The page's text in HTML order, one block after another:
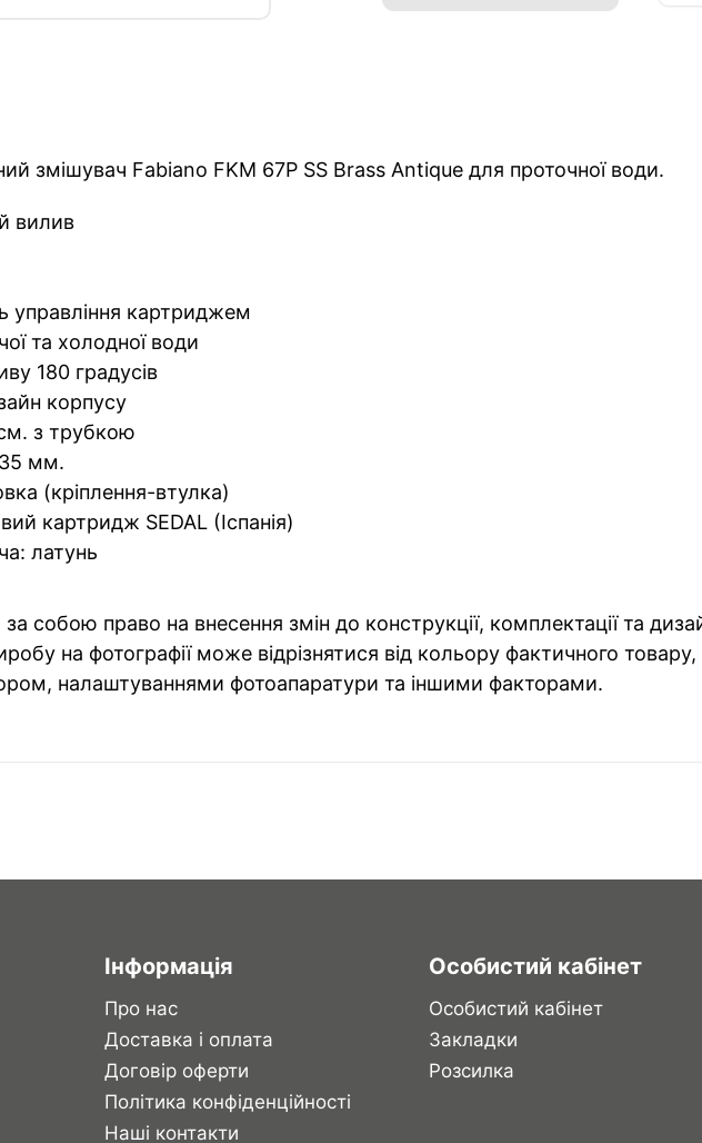
змішувач Fabiano FKM 67P SS Brass Antique для проточної води.
вилив
управління картриджем
та холодної води
180 градусів
корпусу
з трубкою
мм.
(кріплення-втулка)
картридж SEDAL (Іспанія)
латунь
собою право на внесення змін до конструкції, комплектації та
на фотографії може відрізнятися від кольору фактичного
налаштуваннями фотоапаратури та іншими факторами.
Інформація
Про нас
Доставка і оплата
Договір оферти
Політика конфіденційності
Наші контакти
Особистий кабінет
Особистий кабінет
Закладки
Розсилка